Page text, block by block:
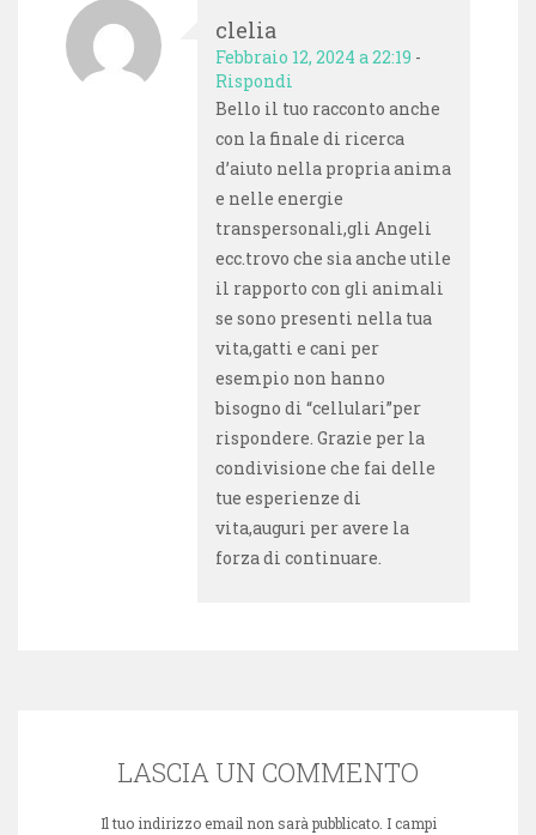
clelia
Febbraio 12, 2024 a 22:19 -
Rispondi
Bello il tuo racconto anche
con la finale di ricerca
d’aiuto nella propria anima
e nelle energie
transpersonali,gli Angeli
ecc.trovo che sia anche utile
il rapporto con gli animali
se sono presenti nella tua
vita,gatti e cani per
esempio non hanno
bisogno di “cellulari”per
rispondere. Grazie per la
condivisione che fai delle
tue esperienze di
vita,auguri per avere la
forza di continuare.
LASCIA UN COMMENTO
Il tuo indirizzo email non sarà pubblicato. I campi